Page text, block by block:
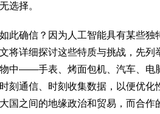
选择。
此确信？因为人工智能具有某些
将详细探讨这些特质与挑战，先
中——手表、烤面包机、汽车、电
刻通信、时刻收集数据，以便优
国之间的地缘政治和贸易，而合作